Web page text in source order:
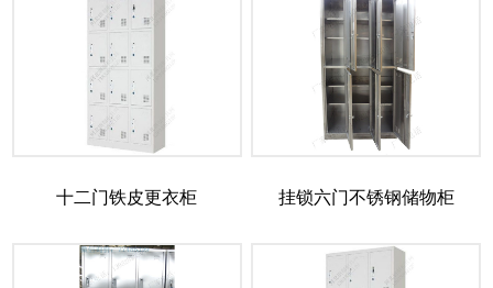
十二门铁皮更衣柜 挂锁六门不锈钢储物柜